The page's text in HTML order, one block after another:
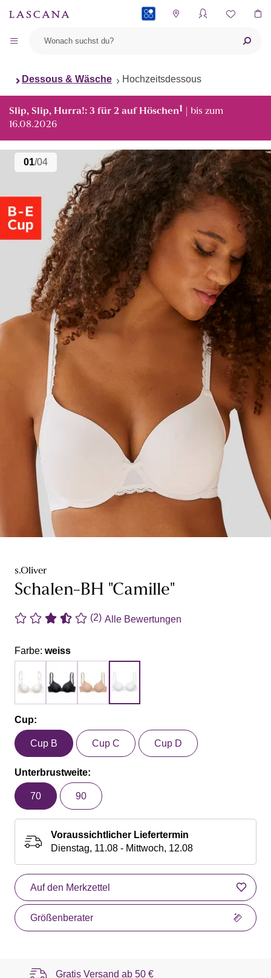
Dessous & Wäsche Hochzeitsdessous
Slip, Slip, Hurra!: 3 für 2 auf Höschen1 | bis zum
16.08.2026
01/04
s.Oliver
Schalen-BH "Camille"
(2) Alle Bewertungen
Farbe: weiss
Cup:
Cup B Cup C Cup D
Unterbrustweite:
70 90
Voraussichtlicher Liefertermin
Dienstag, 11.08 - Mittwoch, 12.08
Auf den Merkzettel
Größenberater
Gratis Versand ab 50 €